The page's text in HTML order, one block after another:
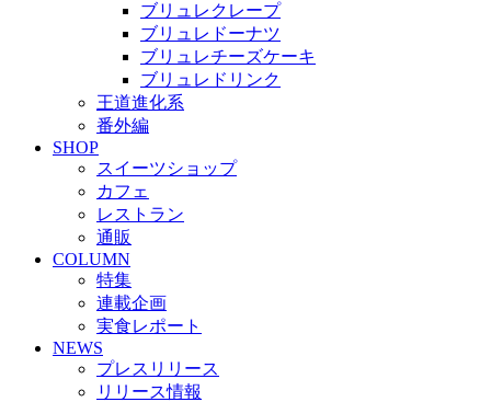
ブリュレクレープ
ブリュレドーナツ
ブリュレチーズケーキ
ブリュレドリンク
王道進化系
番外編
SHOP
スイーツショップ
カフェ
レストラン
通販
COLUMN
特集
連載企画
実食レポート
NEWS
プレスリリース
リリース情報